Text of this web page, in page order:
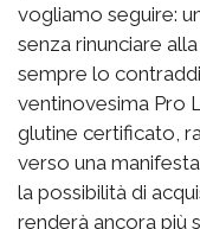
vogliamo seguire:
senza rinunciare
sempre lo
ventinovesima Pro
glutine certificato,
verso una
la possibilità di
renderà ancora più